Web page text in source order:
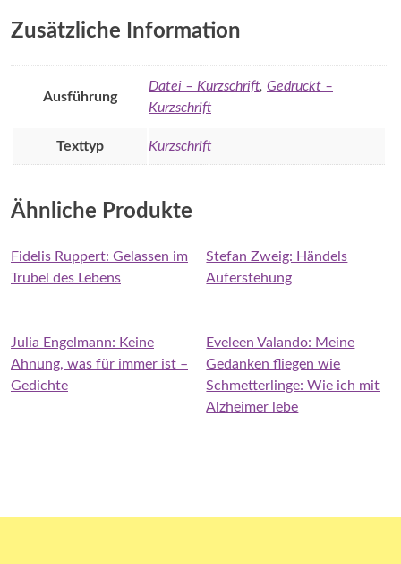
Zusätzliche Information
Ausführung
Datei – Kurzschrift, Gedruckt –
Kurzschrift
Texttyp Kurzschrift
Ähnliche Produkte
Fidelis Ruppert: Gelassen im
Trubel des Lebens
Stefan Zweig: Händels
Auferstehung
Julia Engelmann: Keine
Ahnung, was für immer ist –
Gedichte
Eveleen Valando: Meine
Gedanken fliegen wie
Schmetterlinge: Wie ich mit
Alzheimer lebe